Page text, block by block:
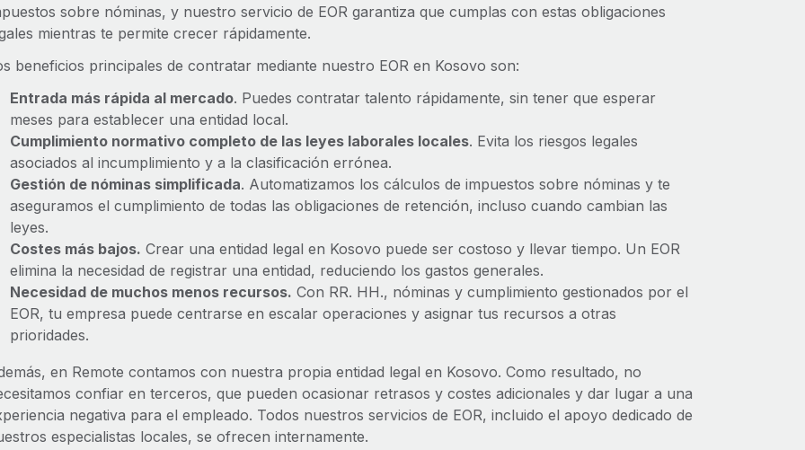
sobre nóminas, y nuestro servicio de EOR garantiza que cumplas con estas obligaciones
mientras te permite crecer rápidamente.
beneficios principales de contratar mediante nuestro EOR en Kosovo son:
Entrada más rápida al mercado. Puedes contratar talento rápidamente, sin tener que esperar
meses para establecer una entidad local.
Cumplimiento normativo completo de las leyes laborales locales. Evita los riesgos legales
asociados al incumplimiento y a la clasificación errónea.
Gestión de nóminas simplificada. Automatizamos los cálculos de impuestos sobre nóminas y te
aseguramos el cumplimiento de todas las obligaciones de retención, incluso cuando cambian las
leyes.
Costes más bajos. Crear una entidad legal en Kosovo puede ser costoso y llevar tiempo. Un EOR
elimina la necesidad de registrar una entidad, reduciendo los gastos generales.
Necesidad de muchos menos recursos. Con RR. HH., nóminas y cumplimiento gestionados por el
EOR, tu empresa puede centrarse en escalar operaciones y asignar tus recursos a otras
prioridades.
en Remote contamos con nuestra propia entidad legal en Kosovo. Como resultado, no
confiar en terceros, que pueden ocasionar retrasos y costes adicionales y dar lugar a una
negativa para el empleado. Todos nuestros servicios de EOR, incluido el apoyo dedicado de
especialistas locales, se ofrecen internamente.